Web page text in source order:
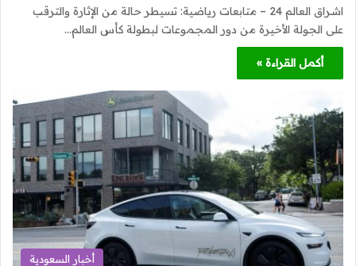
اشراق العالم 24 – متابعات رياضية: تسيطر حالة من الإثارة والترقب
على الجولة الأخيرة من دور المجموعات لبطولة كأس العالم…
أكمل القراءة »
أخبار السعودية